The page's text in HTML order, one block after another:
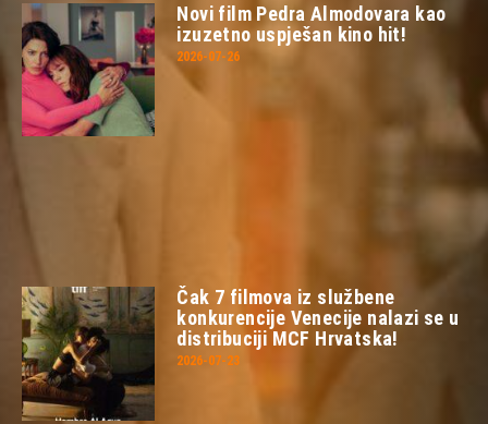
Novi film Pedra Almodovara kao
izuzetno uspješan kino hit!
2026-07-26
Čak 7 filmova iz službene
konkurencije Venecije nalazi se u
distribuciji MCF Hrvatska!
2026-07-23